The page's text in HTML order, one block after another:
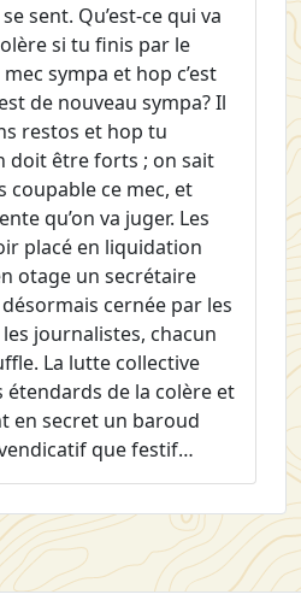
sent. Qu’est-ce qui va
si tu finis par le
sympa et hop c’est
de nouveau sympa? Il
restos et hop tu
doit être forts ; on sait
coupable ce mec, et
qu’on va juger. Les
placé en liquidation
otage un secrétaire
désormais cernée par les
journalistes, chacun
La lutte collective
étendards de la colère et
en secret un baroud
que festif…